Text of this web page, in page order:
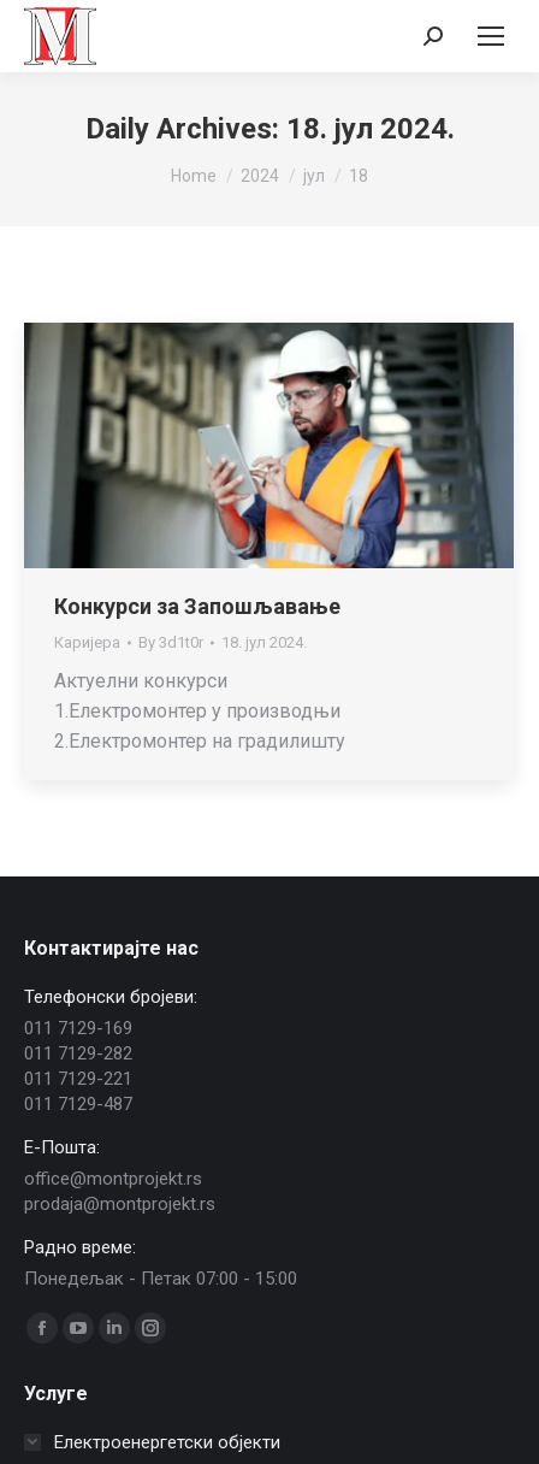
Search:
Daily Archives: 18. јул 2024.
You are here:
Home 2024 јул 18
Конкурси за Запошљавање
Каријера By 3d1t0r 18. јул 2024.
Актуелни конкурси
1.Електромонтер у производњи
2.Електромонтер на градилишту
Контактирајте нас
Телефонски бројеви:
011 7129-169
011 7129-282
011 7129-221
011 7129-487
E-Пошта:
office@montprojekt.rs
prodaja@montprojekt.rs
Радно време:
Понедељак - Петак 07:00 - 15:00
Find us on:
Facebook
opens
YouTube
opens
in
Linkedin
in
Instagram
in
Услуге
Електроенергетски објекти